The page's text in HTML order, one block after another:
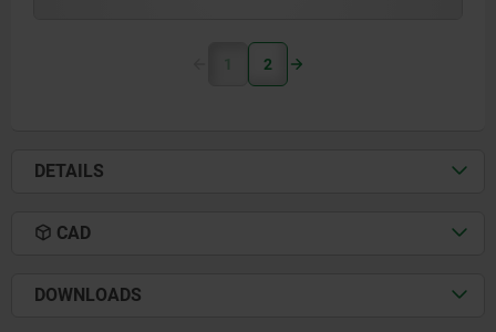
1 2
DETAILS
CAD
DOWNLOADS